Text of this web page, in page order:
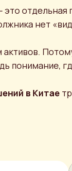
это отдельная
нет
понимание,
в Китае